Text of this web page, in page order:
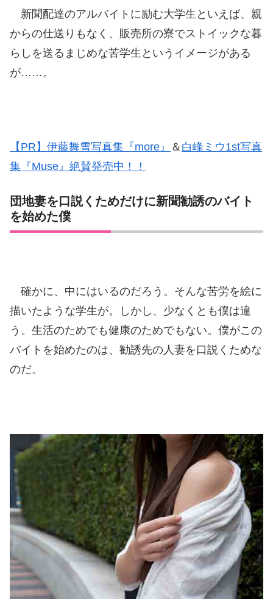
新聞配達のアルバイトに励む大学生といえば、親
からの仕送りもなく、販売所の寮でストイックな暮
らしを送るまじめな苦学生というイメージがある
が……。
【PR】伊藤舞雪写真集『more』 ＆ 白峰ミウ1st写真
集『Muse』絶賛発売中！！
団地妻を口説くためだけに新聞勧誘のバイト
を始めた僕
確かに、中にはいるのだろう。そんな苦労を絵に
描いたような学生が。しかし、少なくとも僕は違
う。生活のためでも健康のためでもない。僕がこの
バイトを始めたのは、勧誘先の人妻を口説くためな
のだ。